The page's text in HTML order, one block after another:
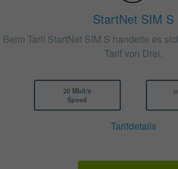
StartNet SIM S
Beim Tarif StartNet SIM S handelte es
Tarif von Drei.
20 Mbit/s
Speed
Tarifdetails